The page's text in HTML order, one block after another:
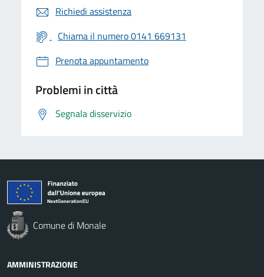
Richiedi assistenza
Chiama il numero 0141 669131
Prenota appuntamento
Problemi in città
Segnala disservizio
Comune di Monale
AMMINISTRAZIONE